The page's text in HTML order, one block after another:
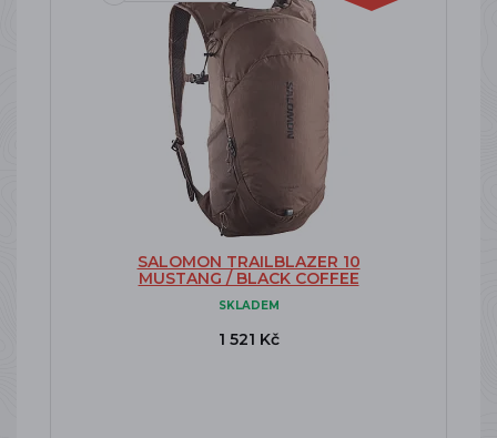
SALOMON TRAILBLAZER 10
MUSTANG / BLACK COFFEE
SKLADEM
1 521 Kč